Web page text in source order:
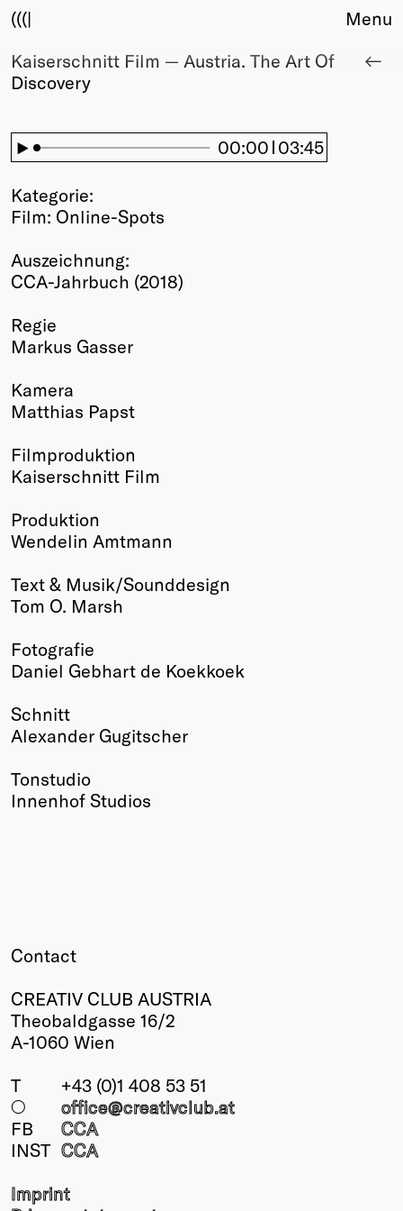
(((|
About
Club
Fair Work
TBD
Events
Past
Info
Members
Friends of Creativity
2026
Past
Menu
Kaiserschnitt Film — Austria. The Art Of
Discovery
00:00 03:45
Kategorie:
Film: Online-Spots
Auszeichnung:
CCA-Jahrbuch (2018)
Regie
Markus Gasser
Kamera
Matthias Papst
Filmproduktion
Kaiserschnitt Film
Produktion
Wendelin Amtmann
Text & Musik/Sounddesign
Tom O. Marsh
Fotografie
Daniel Gebhart de Koekkoek
Schnitt
Alexander Gugitscher
Tonstudio
Innenhof Studios
Contact
CREATIV CLUB AUSTRIA
Theobaldgasse 16/2
A-1060 Wien
T
+43 (0)1 408 53 51
○
office@creativclub.at
FB
CCA
INST CCA
Imprint